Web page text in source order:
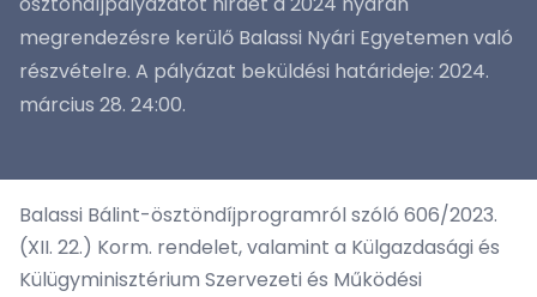
megrendezésre kerülő Balassi Nyári Egyetemen való
részvételre. A pályázat beküldési határideje: 2024.
március 28. 24:00.
Balassi Bálint-ösztöndíjprogramról szóló 606/2023.
(XII. 22.) Korm. rendelet, valamint a Külgazdasági és
Külügyminisztérium Szervezeti és Működési